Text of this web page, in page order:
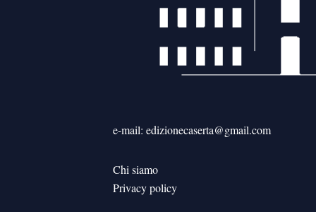
e-mail: edizionecaserta@gmail.com
Chi siamo
Privacy policy